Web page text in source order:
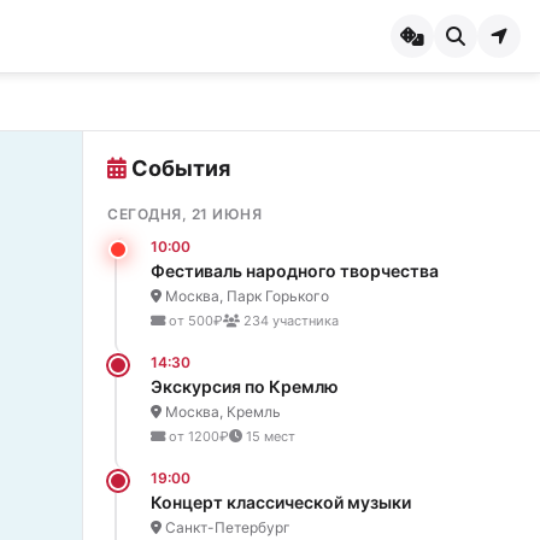
События
СЕГОДНЯ, 21 ИЮНЯ
10:00
Фестиваль народного творчества
Москва, Парк Горького
от 500₽ 234 участника
14:30
Экскурсия по Кремлю
Москва, Кремль
от 1200₽ 15 мест
19:00
Концерт классической музыки
Санкт-Петербург